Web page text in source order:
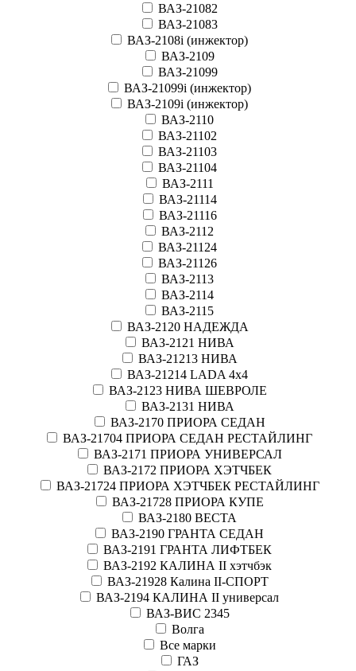
ВАЗ-21082
ВАЗ-21083
ВАЗ-2108i (инжектор)
ВАЗ-2109
ВАЗ-21099
ВАЗ-21099i (инжектор)
ВАЗ-2109i (инжектор)
ВАЗ-2110
ВАЗ-21102
ВАЗ-21103
ВАЗ-21104
ВАЗ-2111
ВАЗ-21114
ВАЗ-21116
ВАЗ-2112
ВАЗ-21124
ВАЗ-21126
ВАЗ-2113
ВАЗ-2114
ВАЗ-2115
ВАЗ-2120 НАДЕЖДА
ВАЗ-2121 НИВА
ВАЗ-21213 НИВА
ВАЗ-21214 LADA 4х4
ВАЗ-2123 НИВА ШЕВРОЛЕ
ВАЗ-2131 НИВА
ВАЗ-2170 ПРИОРА СЕДАН
ВАЗ-21704 ПРИОРА СЕДАН РЕСТАЙЛИНГ
ВАЗ-2171 ПРИОРА УНИВЕРСАЛ
ВАЗ-2172 ПРИОРА ХЭТЧБЕК
ВАЗ-21724 ПРИОРА ХЭТЧБЕК РЕСТАЙЛИНГ
ВАЗ-21728 ПРИОРА КУПЕ
ВАЗ-2180 ВЕСТА
ВАЗ-2190 ГРАНТА СЕДАН
ВАЗ-2191 ГРАНТА ЛИФТБЕК
ВАЗ-2192 КАЛИНА II хэтчбэк
ВАЗ-21928 Калина II-СПОРТ
ВАЗ-2194 КАЛИНА II универсал
ВАЗ-ВИС 2345
Волга
Все марки
ГАЗ